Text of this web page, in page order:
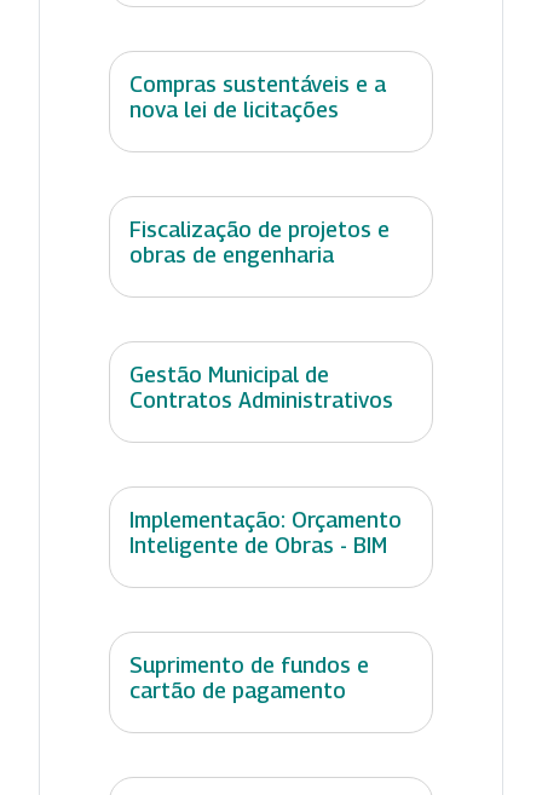
Compras sustentáveis e a
nova lei de licitações
Fiscalização de projetos e
obras de engenharia
Gestão Municipal de
Contratos Administrativos
Implementação: Orçamento
Inteligente de Obras - BIM
Suprimento de fundos e
cartão de pagamento